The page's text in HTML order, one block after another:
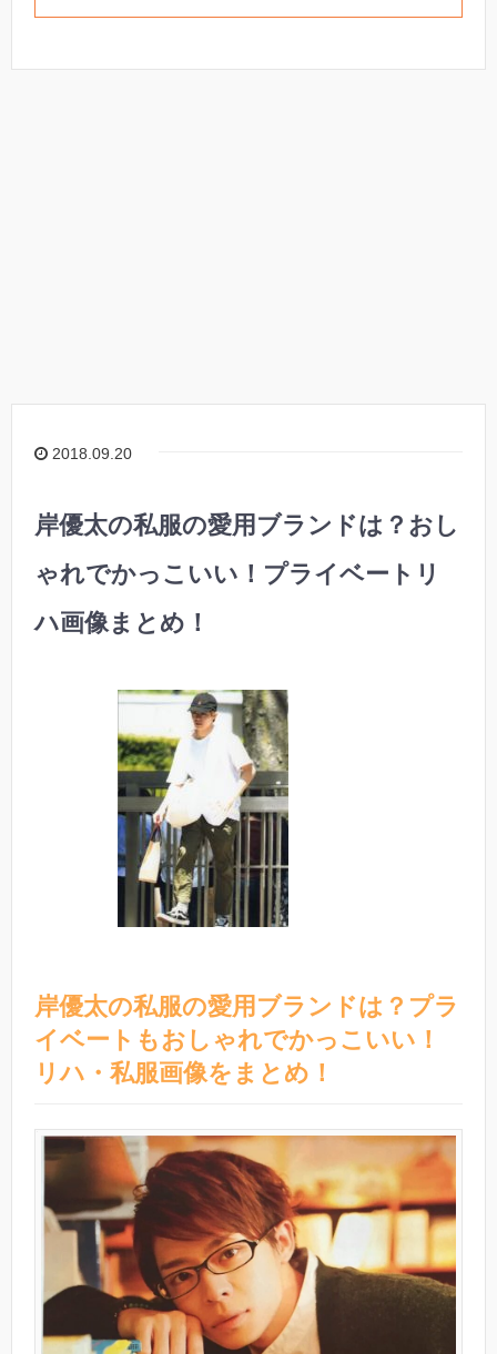
2018.09.20
岸優太の私服の愛用ブランドは？おし
ゃれでかっこいい！プライベートリ
ハ画像まとめ！
岸優太の私服の愛用ブランドは？プラ
イベートもおしゃれでかっこいい！
リハ・私服画像をまとめ！